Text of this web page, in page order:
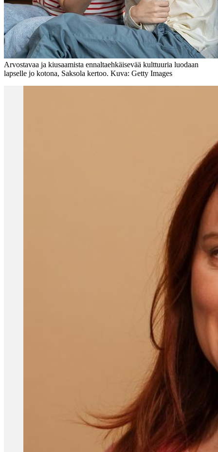
Arvostavaa ja kiusaamista ennaltaehkäisevää kulttuuria luodaan
lapselle jo kotona, Saksola kertoo. Kuva: Getty Images